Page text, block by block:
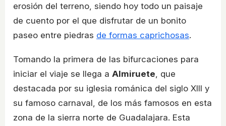
erosión del terreno, siendo hoy todo un paisaje
de cuento por el que disfrutar de un bonito
paseo entre piedras de formas caprichosas.
Tomando la primera de las bifurcaciones para
iniciar el viaje se llega a Almiruete , que
destacada por su iglesia románica del siglo XIII y
su famoso carnaval, de los más famosos en esta
zona de la sierra norte de Guadalajara. Esta